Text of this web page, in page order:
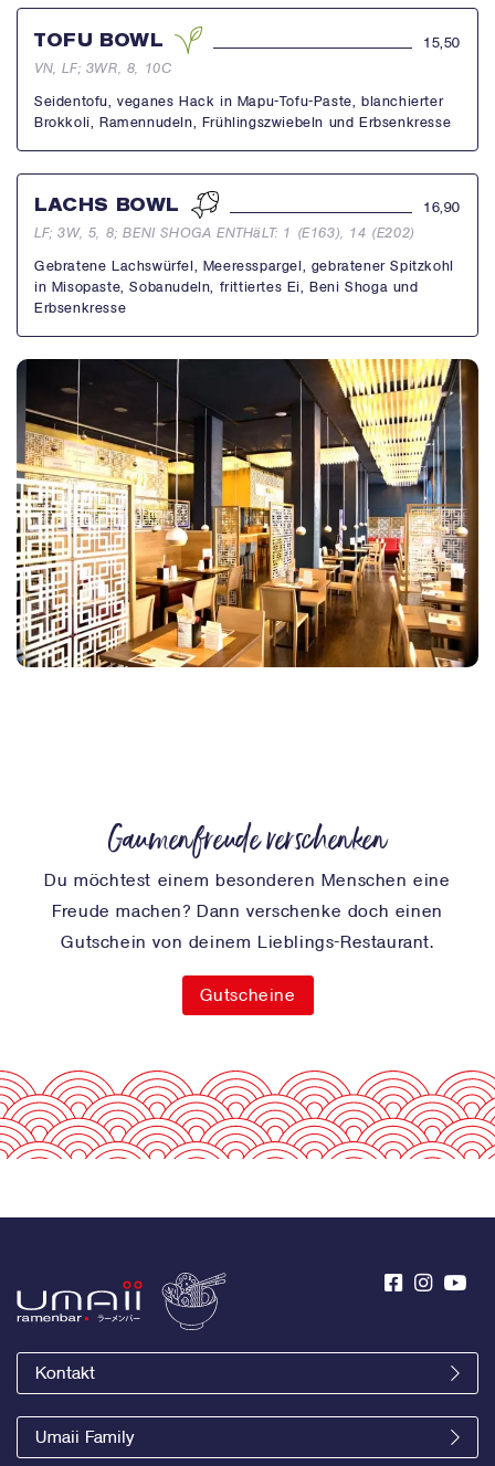
TOFU BOWL
15,50
VN, LF; 3WR, 8, 10C
Seidentofu, veganes Hack in Mapu-Tofu-Paste, blanchierter
Brokkoli, Ramennudeln, Frühlingszwiebeln und Erbsenkresse
LACHS BOWL
16,90
LF; 3W, 5, 8; BENI SHOGA ENTHäLT: 1 (E163), 14 (E202)
Gebratene Lachswürfel, Meeresspargel, gebratener Spitzkohl
in Misopaste, Sobanudeln, frittiertes Ei, Beni Shoga und
Erbsenkresse
Gaumenfreude verschenken
Du möchtest einem besonderen Menschen eine
Freude machen? Dann verschenke doch einen
Gutschein von deinem Lieblings-Restaurant.
Gutscheine
Kontakt
Umaii Family